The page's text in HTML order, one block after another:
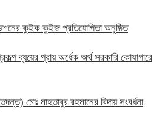
কুইক কুইজ প্রতিযোগিতা অনুষ্ঠিত
ব্যয়ের প্রায় অর্ধেক অর্থ সরকারি কোষাগারে
মোঃ মাহতাবুর রহমানের বিদায় সংবর্ধনা